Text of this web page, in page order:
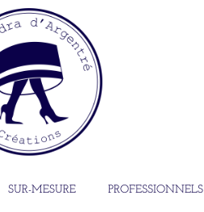
SUR-MESURE PROFESSIONNELS